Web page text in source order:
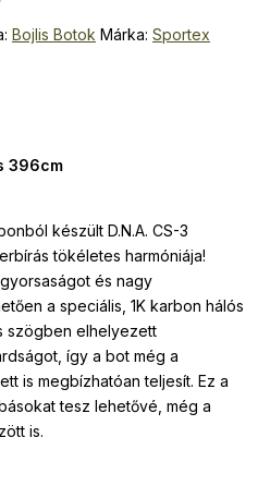
Bojlis Botok Márka: Sportex
396cm
készült D.N.A. CS-3
tökéletes harmóniája!
és nagy
a speciális, 1K karbon hálós
szögben elhelyezett
így a bot még a
is megbízhatóan teljesít. Ez a
tesz lehetővé, még a
is.